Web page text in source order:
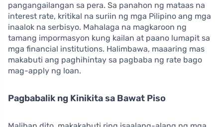
pangangailangan sa pera. Sa panahon ng mataas na
interest rate, kritikal na suriin ng mga Pilipino ang mga
inaalok na serbisyo. Mahalaga na magkaroon ng
tamang impormasyon kung kailan at paano lumapit sa
mga financial institutions. Halimbawa, maaaring mas
makabuti ang paghihintay sa pagbaba ng rate bago
mag-apply ng loan.
Pagbabalik ng Kinikita sa Bawat Piso